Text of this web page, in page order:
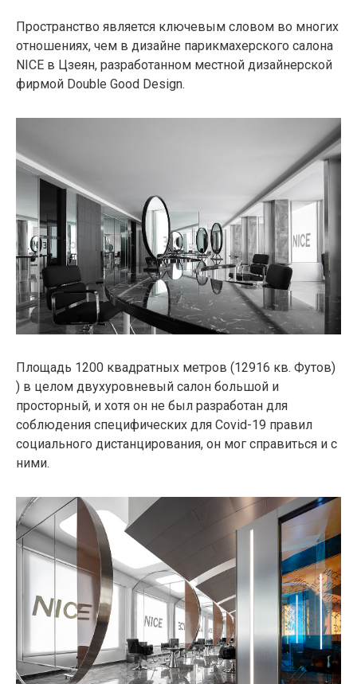
Пространство является ключевым словом во многих
отношениях, чем в дизайне парикмахерского салона
NICE в Цзеян, разработанном местной дизайнерской
фирмой Double Good Design.
Площадь 1200 квадратных метров (12916 кв. Футов)
) в целом двухуровневый салон большой и
просторный, и хотя он не был разработан для
соблюдения специфических для Covid-19 правил
социального дистанцирования, он мог справиться и с
ними.